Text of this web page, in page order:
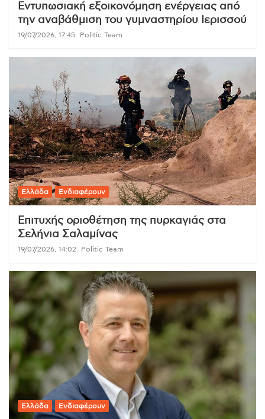
Εντυπωσιακή εξοικονόμηση ενέργειας από
την αναβάθμιση του γυμναστηρίου Ιερισσού
19/07/2026, 17:45 Politic Team
Ελλάδα Ενδιαφέρουν
Επιτυχής οριοθέτηση της πυρκαγιάς στα
Σελήνια Σαλαμίνας
19/07/2026, 14:02 Politic Team
Ελλάδα Ενδιαφέρουν